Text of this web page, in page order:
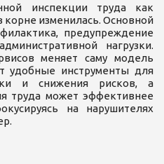
инспекции труда как
корне изменилась. Основной
предупреждение
нагрузки.
меняет саму модель
удобные инструменты для
и снижения рисков, а
труда может эффективнее
на нарушителях